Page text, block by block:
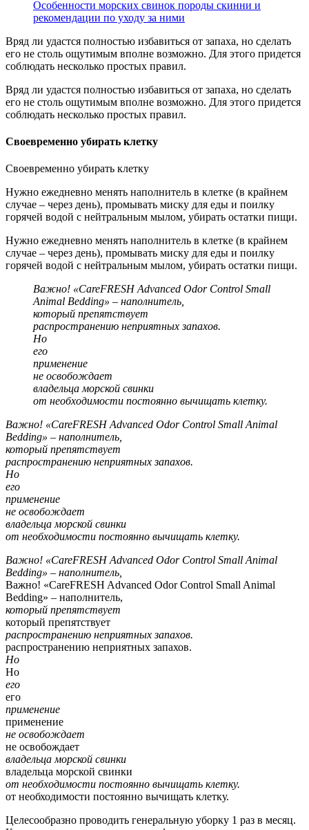
Особенности морских свинок породы скинни и
рекомендации по уходу за ними
Вряд ли удастся полностью избавиться от запаха, но сделать
его не столь ощутимым вполне возможно. Для этого придется
соблюдать несколько простых правил.
Вряд ли удастся полностью избавиться от запаха, но сделать
его не столь ощутимым вполне возможно. Для этого придется
соблюдать несколько простых правил.
Своевременно убирать клетку
Своевременно убирать клетку
Нужно ежедневно менять наполнитель в клетке (в крайнем
случае – через день), промывать миску для еды и поилку
горячей водой с нейтральным мылом, убирать остатки пищи.
Нужно ежедневно менять наполнитель в клетке (в крайнем
случае – через день), промывать миску для еды и поилку
горячей водой с нейтральным мылом, убирать остатки пищи.
Важно! «CareFRESH Advanced Odor Control Small
Animal Bedding» – наполнитель,
который препятствует
распространению неприятных запахов.
Но
его
применение
не освобождает
владельца морской свинки
от необходимости постоянно вычищать клетку.
Важно! «CareFRESH Advanced Odor Control Small Animal
Bedding» – наполнитель,
который препятствует
распространению неприятных запахов.
Но
его
применение
не освобождает
владельца морской свинки
от необходимости постоянно вычищать клетку.
Важно! «CareFRESH Advanced Odor Control Small Animal
Bedding» – наполнитель,
Важно! «CareFRESH Advanced Odor Control Small Animal
Bedding» – наполнитель,
который препятствует
который препятствует
распространению неприятных запахов.
распространению неприятных запахов.
Но
Но
его
его
применение
применение
не освобождает
не освобождает
владельца морской свинки
владельца морской свинки
от необходимости постоянно вычищать клетку.
от необходимости постоянно вычищать клетку.
Целесообразно проводить генеральную уборку 1 раз в месяц.